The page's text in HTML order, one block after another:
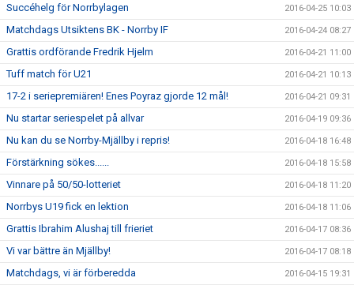
Succéhelg för Norrbylagen 2016-04-25 10:03
Matchdags Utsiktens BK - Norrby IF 2016-04-24 08:27
Grattis ordförande Fredrik Hjelm 2016-04-21 11:00
Tuff match för U21 2016-04-21 10:13
17-2 i seriepremiären! Enes Poyraz gjorde 12 mål! 2016-04-21 09:31
Nu startar seriespelet på allvar 2016-04-19 09:36
Nu kan du se Norrby-Mjällby i repris! 2016-04-18 16:48
Förstärkning sökes...... 2016-04-18 15:58
Vinnare på 50/50-lotteriet 2016-04-18 11:20
Norrbys U19 fick en lektion 2016-04-18 11:06
Grattis Ibrahim Alushaj till frieriet 2016-04-17 08:36
Vi var bättre än Mjällby! 2016-04-17 08:18
Matchdags, vi är förberedda 2016-04-15 19:31